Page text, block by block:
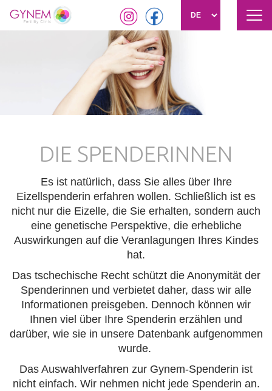
DIE SPENDERINNEN
Es ist natürlich, dass Sie alles über Ihre
Eizellspenderin erfahren wollen. Schließlich ist es
nicht nur die Eizelle, die Sie erhalten, sondern auch
eine genetische Perspektive, die erhebliche
Auswirkungen auf die Veranlagungen Ihres Kindes
hat.
Das tschechische Recht schützt die Anonymität der
Spenderinnen und verbietet daher, dass wir alle
Informationen preisgeben. Dennoch können wir
Ihnen viel über Ihre Spenderin erzählen und
darüber, wie sie in unsere Datenbank aufgenommen
wurde.
Das Auswahlverfahren zur Gynem-Spenderin ist
nicht einfach. Wir nehmen nicht jede Spenderin an.